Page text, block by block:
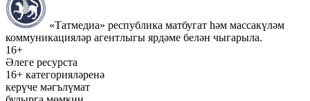
«Татмедиа» республика матбугат һәм массакүләм
коммуникацияләр агентлыгы ярдәме белән чыгарыла.
16+
Әлеге ресурста
16+ категорияләренә
керүче мәгълүмат